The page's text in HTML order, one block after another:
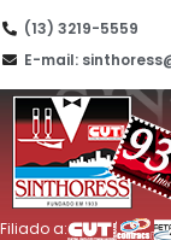
(13) 3219-5559
E-mail:
Filiado a: